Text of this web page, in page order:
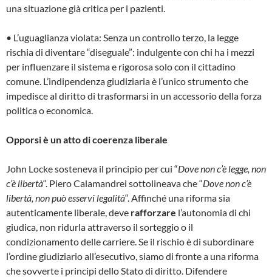
una situazione già critica per i pazienti.
• L’uguaglianza violata: Senza un controllo terzo, la legge
rischia di diventare “diseguale”: indulgente con chi ha i mezzi
per influenzare il sistema e rigorosa solo con il cittadino
comune. L’indipendenza giudiziaria è l’unico strumento che
impedisce al diritto di trasformarsi in un accessorio della forza
politica o economica.
Opporsi è un atto di coerenza liberale
John Locke sosteneva il principio per cui “Dove non c’è legge, non
c’è libertà“. Piero Calamandrei sottolineava che “Dove non c’è
libertà, non può esservi legalità“. Affinché una riforma sia
autenticamente liberale, deve rafforzare l’autonomia di chi
giudica, non ridurla attraverso il sorteggio o il
condizionamento delle carriere. Se il rischio è di subordinare
l’ordine giudiziario all’esecutivo, siamo di fronte a una riforma
che sovverte i principi dello Stato di diritto. Difendere